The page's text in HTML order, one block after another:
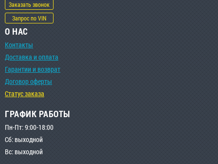
Заказать звонок
Запрос по VIN
О НАС
Контакты
Доставка и оплата
Гарантии и возврат
Договор оферты
Статус заказа
ГРАФИК РАБОТЫ
Пн-Пт: 9:00-18:00
Сб: выходной
Вс: выходной